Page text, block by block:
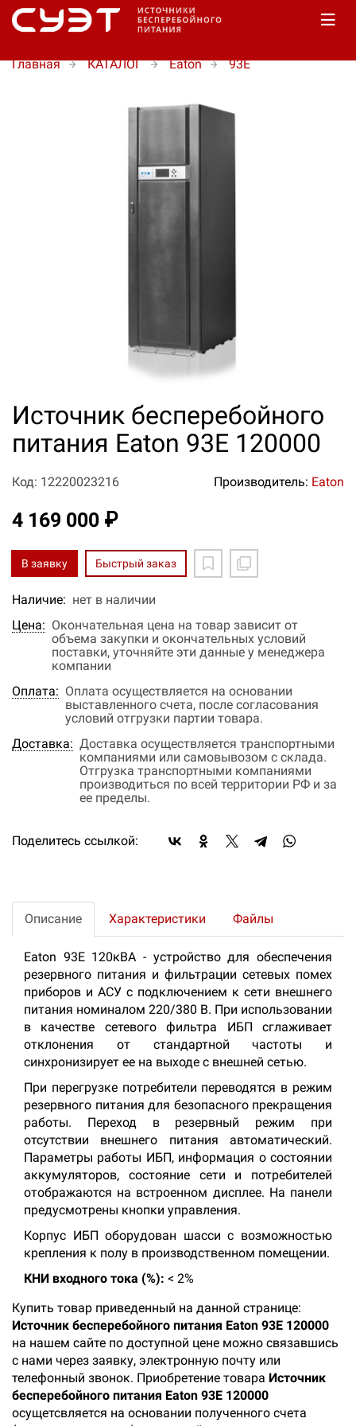
Главная КАТАЛОГ Eaton 93E
Источник бесперебойного
питания Eaton 93E 120000
Код: 12220023216 Производитель: Eaton
4 169 000 ₽
В заявку Быстрый заказ
Наличие: нет в наличии
Цена: Окончательная цена на товар зависит от
объема закупки и окончательных условий
поставки, уточняйте эти данные у менеджера
компании
Оплата: Оплата осуществляется на основании
выставленного счета, после согласования
условий отгрузки партии товара.
Доставка: Доставка осуществляется транспортными
компаниями или самовывозом с склада.
Отгрузка транспортными компаниями
производиться по всей территории РФ и за
ее пределы.
Поделитесь ссылкой:
Описание Характеристики Файлы
Eaton 93E 120кВА - устройство для обеспечения
резервного питания и фильтрации сетевых помех
приборов и АСУ с подключением к сети внешнего
питания номиналом 220/380 В. При использовании
в качестве сетевого фильтра ИБП сглаживает
отклонения от стандартной частоты и
синхронизирует ее на выходе с внешней сетью.
При перегрузке потребители переводятся в режим
резервного питания для безопасного прекращения
работы. Переход в резервный режим при
отсутствии внешнего питания автоматический.
Параметры работы ИБП, информация о состоянии
аккумуляторов, состояние сети и потребителей
отображаются на встроенном дисплее. На панели
предусмотрены кнопки управления.
Корпус ИБП оборудован шасси с возможностью
крепления к полу в производственном помещении.
КНИ входного тока (%): < 2%
Купить товар приведенный на данной странице:
Источник бесперебойного питания Eaton 93E 120000
на нашем сайте по доступной цене можно связавшись
с нами через заявку, электронную почту или
телефонный звонок. Приобретение товара Источник
бесперебойного питания Eaton 93E 120000
осущетсвляется на основании полученного счета